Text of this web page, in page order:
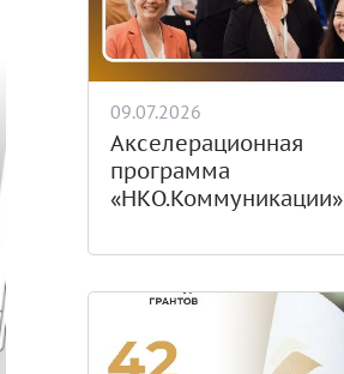
09.07.2026
Акселерационная
программа
«НКО.Коммуникации»